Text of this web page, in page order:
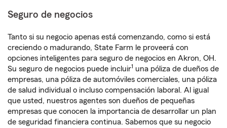
Seguro de negocios
Tanto si su negocio apenas está comenzando, como si está
creciendo o madurando, State Farm le proveerá con
opciones inteligentes para seguro de negocios en Akron, OH.
Su seguro de negocios puede incluir1 una póliza de dueños de
empresas, una póliza de automóviles comerciales, una póliza
de salud individual o incluso compensación laboral. Al igual
que usted, nuestros agentes son dueños de pequeñas
empresas que conocen la importancia de desarrollar un plan
de seguridad financiera continua. Sabemos que su negocio